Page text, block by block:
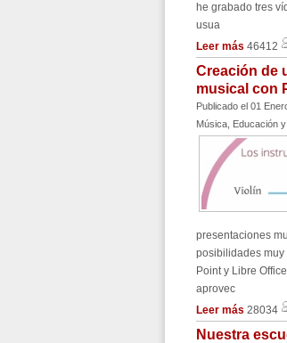
he grabado tres
usua
Leer más 46412
Creación de
musical con
Publicado el 01
Música, Educación
presentaciones
posibilidades muy
Point y Libre
aprovec
Leer más 28034
Nuestra